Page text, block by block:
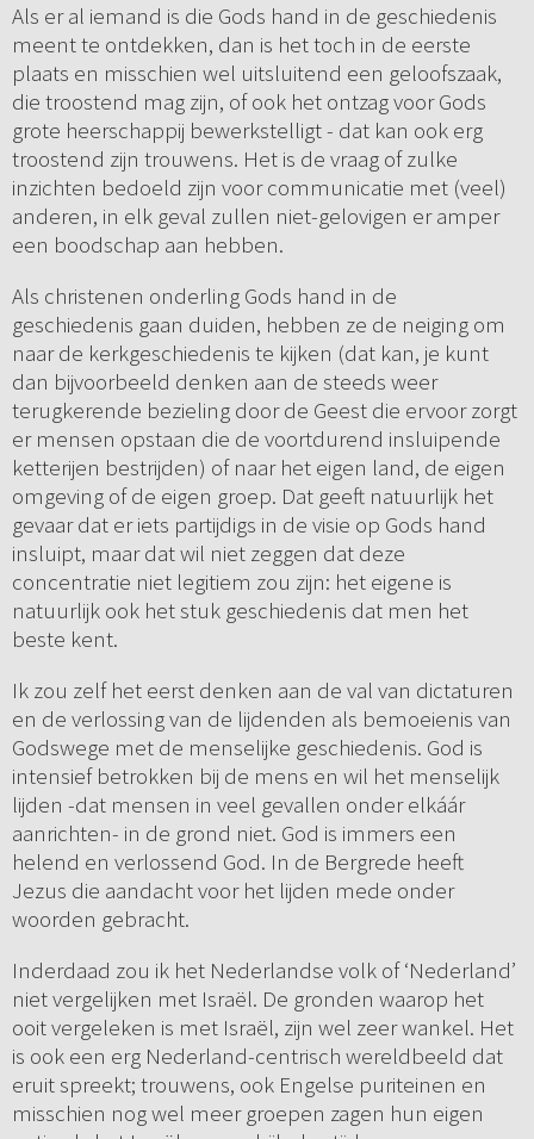
Als er al iemand is die Gods hand in de geschiedenis
meent te ontdekken, dan is het toch in de eerste
plaats en misschien wel uitsluitend een geloofszaak,
die troostend mag zijn, of ook het ontzag voor Gods
grote heerschappij bewerkstelligt - dat kan ook erg
troostend zijn trouwens. Het is de vraag of zulke
inzichten bedoeld zijn voor communicatie met (veel)
anderen, in elk geval zullen niet-gelovigen er amper
een boodschap aan hebben.
Als christenen onderling Gods hand in de
geschiedenis gaan duiden, hebben ze de neiging om
naar de kerkgeschiedenis te kijken (dat kan, je kunt
dan bijvoorbeeld denken aan de steeds weer
terugkerende bezieling door de Geest die ervoor zorgt
er mensen opstaan die de voortdurend insluipende
ketterijen bestrijden) of naar het eigen land, de eigen
omgeving of de eigen groep. Dat geeft natuurlijk het
gevaar dat er iets partijdigs in de visie op Gods hand
insluipt, maar dat wil niet zeggen dat deze
concentratie niet legitiem zou zijn: het eigene is
natuurlijk ook het stuk geschiedenis dat men het
beste kent.
Ik zou zelf het eerst denken aan de val van dictaturen
en de verlossing van de lijdenden als bemoeienis van
Godswege met de menselijke geschiedenis. God is
intensief betrokken bij de mens en wil het menselijk
lijden -dat mensen in veel gevallen onder elkáár
aanrichten- in de grond ni­et. God is immers een
helend en verlossend God. In de Bergrede heeft
Jezus die aandacht voor het lijden mede onder
woorden gebracht.
Inderdaad zou ik het Nederlandse volk of ‘Nederland’
niet vergelijken met Israël. De gronden waarop het
ooit vergeleken is met Israël, zijn wel zeer wankel. Het
is ook een erg Nederland-centrisch wereldbeeld dat
eruit spreekt; trouwens, ook Engelse puriteinen en
misschien nog wel meer groepen zagen hun eigen